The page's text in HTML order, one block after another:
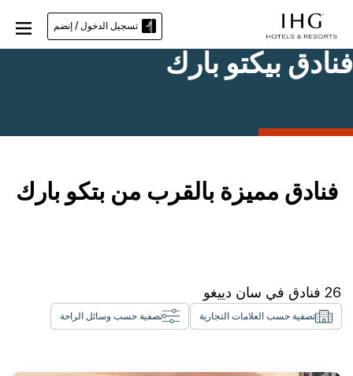
تسجيل الدخول / إنضم
فنادق بيكتو بارك
فنادق مميزة بالقرب من بتكو بارك
26 فنادق في سان دييغو
تصفية حسب العلامات التجارية تصفية حسب وسائل الراحة